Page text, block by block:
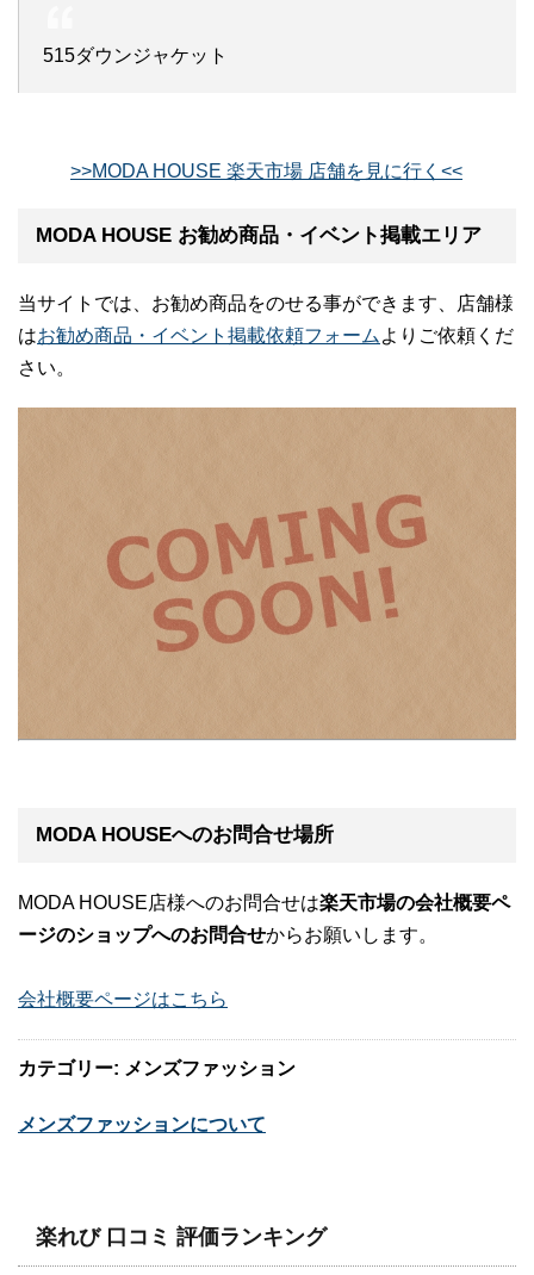
515ダウンジャケット
>>MODA HOUSE 楽天市場 店舗を見に行く<<
MODA HOUSE お勧め商品・イベント掲載エリア
当サイトでは、お勧め商品をのせる事ができます、店舗様
はお勧め商品・イベント掲載依頼フォーム よりご依頼くだ
さい。
MODA HOUSEへのお問合せ場所
MODA HOUSE店様へのお問合せは楽天市場の会社概要ペ
ージのショップへのお問合せからお願いします。
会社概要ページはこちら
カテゴリー: メンズファッション
メンズファッションについて
楽れび 口コミ 評価ランキング